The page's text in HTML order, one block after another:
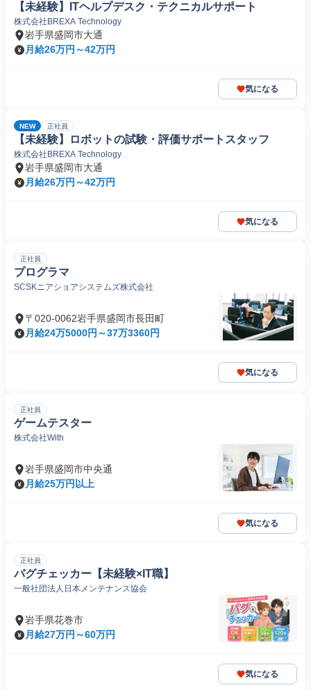
【未経験】ITヘルプデスク・テクニカルサポート
株式会社BREXA Technology
岩手県盛岡市大通
月給26万円～42万円
気になる
NEW 正社員
【未経験】ロボットの試験・評価サポートスタッフ
株式会社BREXA Technology
岩手県盛岡市大通
月給26万円～42万円
気になる
正社員
プログラマ
SCSKニアショアシステムズ株式会社
〒020-0062岩手県盛岡市長田町
月給24万5000円～37万3360円
気になる
正社員
ゲームテスター
株式会社With
岩手県盛岡市中央通
月給25万円以上
気になる
正社員
バグチェッカー【未経験×IT職】
一般社団法人日本メンテナンス協会
岩手県花巻市
月給27万円～60万円
気になる